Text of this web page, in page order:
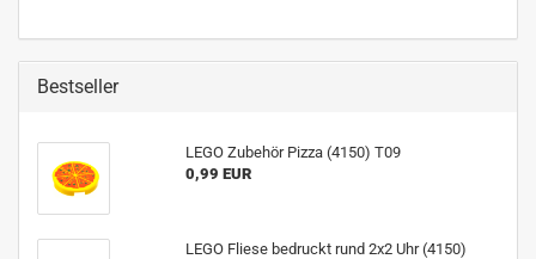
Bestseller
LEGO Zubehör Pizza (4150) T09
0,99 EUR
LEGO Fliese bedruckt rund 2x2 Uhr (4150)